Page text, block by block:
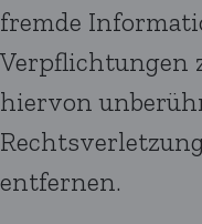
fremde
Verpflichtungen
hiervon
entfernen.